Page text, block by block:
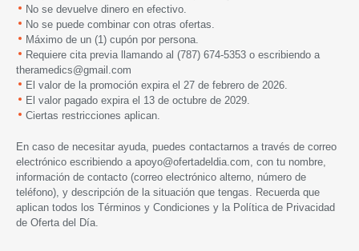
No se devuelve dinero en efectivo.
No se puede combinar con otras ofertas.
Máximo de un (1) cupón por persona.
Requiere cita previa llamando al (787) 674-5353 o escribiendo a
theramedics@gmail.com
El valor de la promoción expira el 27 de febrero de 2026.
El valor pagado expira el 13 de octubre de 2029.
Ciertas restricciones aplican.
En caso de necesitar ayuda, puedes contactarnos a través de correo
electrónico escribiendo a apoyo@ofertadeldia.com , con tu nombre,
información de contacto (correo electrónico alterno, número de
teléfono), y descripción de la situación que tengas. Recuerda que
aplican todos los Términos y Condiciones y la Política de Privacidad
de Oferta del Día.